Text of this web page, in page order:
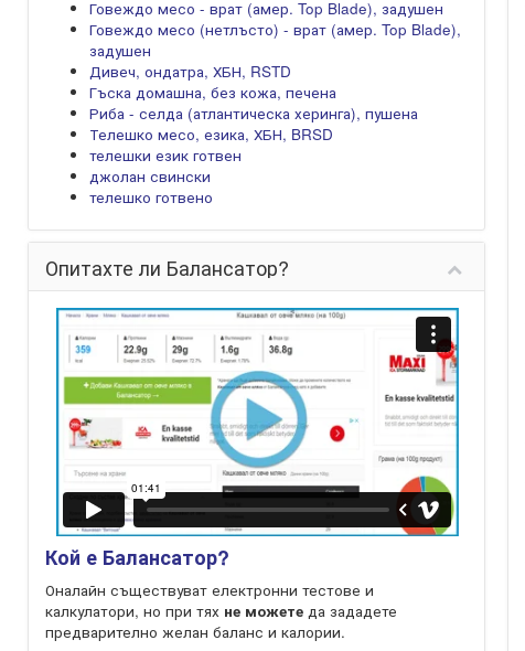
Говеждо месо - врат (амер. Top Blade), задушен
Говеждо месо (нетлъсто) - врат (амер. Top Blade),
задушен
Дивеч, ондатра, ХБН, RSTD
Гъска домашна, без кожа, печена
Риба - селда (атлантическа херинга), пушена
Телешко месо, езика, ХБН, BRSD
телешки език готвен
джолан свински
телешко готвено
Опитахте ли Балансатор?
Кой е Балансатор?
Оналайн съществуват електронни тестове и
калкулатори, но при тях не можете да зададете
предварително желан баланс и калории.